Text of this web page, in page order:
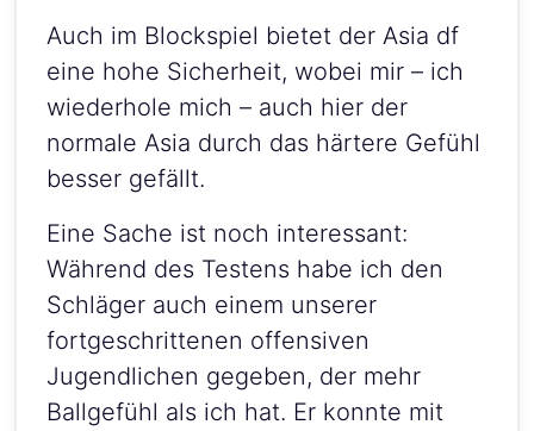
Auch im Blockspiel bietet der Asia df
eine hohe Sicherheit, wobei mir – ich
wiederhole mich – auch hier der
normale Asia durch das härtere Gefühl
besser gefällt.
Eine Sache ist noch interessant:
Während des Testens habe ich den
Schläger auch einem unserer
fortgeschrittenen offensiven
Jugendlichen gegeben, der mehr
Ballgefühl als ich hat. Er konnte mit